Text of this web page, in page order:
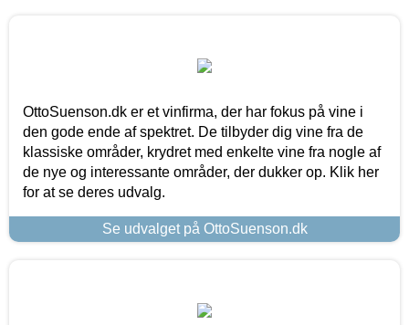
OttoSuenson.dk er et vinfirma, der har fokus på vine i
den gode ende af spektret. De tilbyder dig vine fra de
klassiske områder, krydret med enkelte vine fra nogle af
de nye og interessante områder, der dukker op. Klik her
for at se deres udvalg.
Se udvalget på OttoSuenson.dk